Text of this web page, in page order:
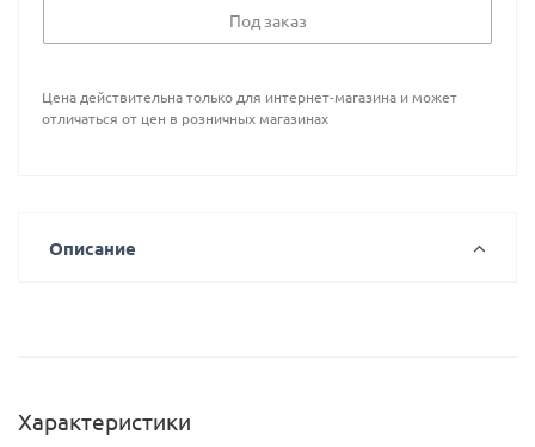
Под заказ
Цена действительна только для интернет-магазина и может
отличаться от цен в розничных магазинах
Описание
Характеристики